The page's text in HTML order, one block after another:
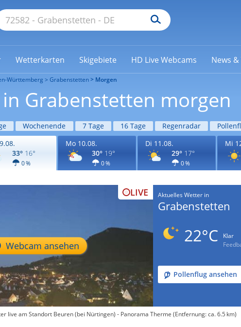
Wetterkarten Skigebiete HD Live Webcams News
Württemberg Grabenstetten Morgen
Grabenstetten morgen
Wochenende 7 Tage 16 Tage Regenradar
33° 16°
0 %
Mo 10.08.
30° 19°
0 %
Di 11.08.
29° 17°
0 %
Mi
LIVE
Webcam ansehen
Aktuelles Wetter in
Grabenstetten
22°C
Klar
Pollenflug ansehen
live am Standort Beuren (bei Nürtingen) - Panorama Therme (Entfernung: ca. 6.5 km)